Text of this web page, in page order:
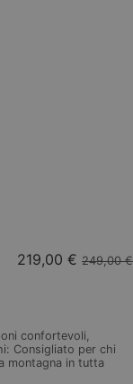
219,00 € 249,00 €
confortevoli,
Consigliato per chi
montagna in tutta